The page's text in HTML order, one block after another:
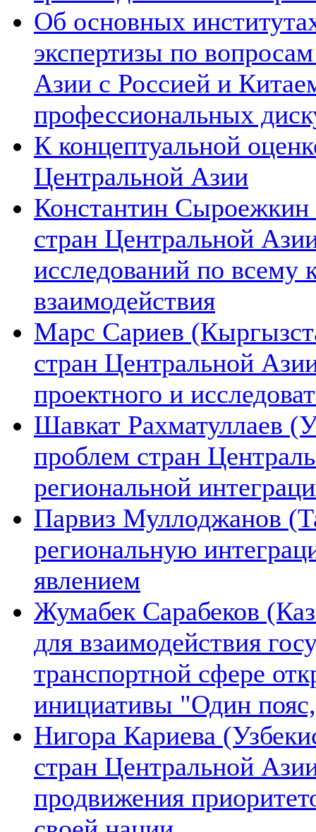
Об основных
экспертизы по
Азии с Россией и
профессиональных
К концептуальной
Центральной Азии
Константин Сыроежкин
стран Центральной
исследований по всему
взаимодействия
Марс Сариев
стран Центральной
проектного и
Шавкат Рахматуллаев
проблем стран
региональной
Парвиз Муллоджанов
региональную
явлением
Жумабек Сарабеков
для взаимодействия
транспортной сфере
инициативы "Один
Нигора Кариева
стран Центральной
продвижения